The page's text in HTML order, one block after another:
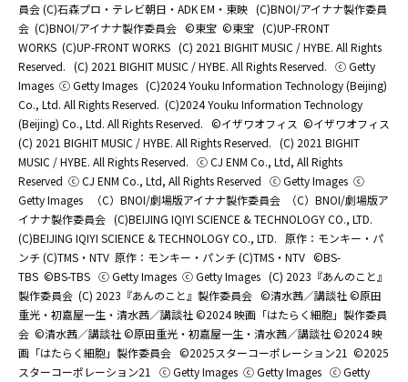
員会 (C)石森プロ・テレビ朝日・ADK EM・東映 (C)BNOI/アイナナ製作委員
会 (C)BNOI/アイナナ製作委員会 ©東宝 ©東宝 (C)UP-FRONT
WORKS (C)UP-FRONT WORKS (C) 2021 BIGHIT MUSIC / HYBE. All Rights
Reserved. (C) 2021 BIGHIT MUSIC / HYBE. All Rights Reserved. ⓒ Getty
Images ⓒ Getty Images (C)2024 Youku Information Technology (Beijing)
Co., Ltd. All Rights Reserved. (C)2024 Youku Information Technology
(Beijing) Co., Ltd. All Rights Reserved. ©イザワオフィス ©イザワオフィス
(C) 2021 BIGHIT MUSIC / HYBE. All Rights Reserved. (C) 2021 BIGHIT
MUSIC / HYBE. All Rights Reserved. ⓒ CJ ENM Co., Ltd, All Rights
Reserved ⓒ CJ ENM Co., Ltd, All Rights Reserved ⓒ Getty Images ⓒ
Getty Images
（C）BNOI/劇場版アイナナ製作委員会
（C）BNOI/劇場版ア
イナナ製作委員会 (C)BEIJING IQIYI SCIENCE & TECHNOLOGY CO., LTD.
(C)BEIJING IQIYI SCIENCE & TECHNOLOGY CO., LTD.
原作：モンキー・パ
ンチ (C)TMS・NTV 原作：モンキー・パンチ (C)TMS・NTV ©BS-
TBS ©BS-TBS ⓒ Getty Images ⓒ Getty Images (C) 2023『あんのこと』
製作委員会 (C) 2023『あんのこと』製作委員会 ©清水茜／講談社 ©原田
重光・初嘉屋一生・清水茜／講談社 ©2024 映画「はたらく細胞」製作委員
会 ©清水茜／講談社 ©原田重光・初嘉屋一生・清水茜／講談社 ©2024 映
画「はたらく細胞」製作委員会 ©2025スターコーポレーション21 ©2025
スターコーポレーション21
ⓒ Getty Images ⓒ Getty Images ⓒ Getty